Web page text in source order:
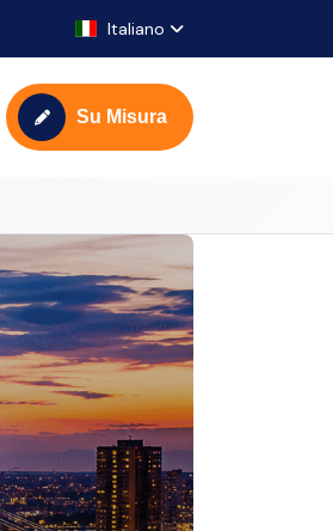
Italiano
Su Misura